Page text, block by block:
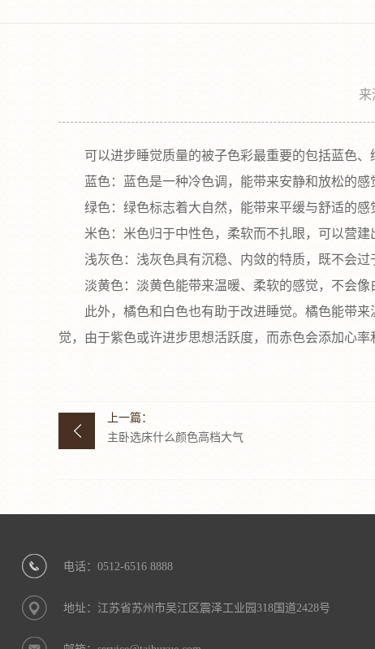
来
可以进步睡觉质量的被子色彩最重要的包括蓝色、
蓝色‌：蓝色是一种冷色调，能带来安静和放松的感
绿色‌：绿色标志着大自然，能带来平缓与舒适的感
米色‌：米色归于中性色，柔软而不扎眼，可以营建
浅灰色‌：浅灰色具有沉稳、内敛的特质，既不会过
淡黄色‌：淡黄色能带来温暖、柔软的感觉，不会像
此外，‌橘色和白色‌也有助于改进睡觉。橘色能带来
觉，由于紫色或许进步思想活跃度，而赤色会添加心率
上一篇：
主卧选床什么颜色高档大气
电话：0512-6516 8888
地址：江苏省苏州市吴江区震泽工业园318国道2428号